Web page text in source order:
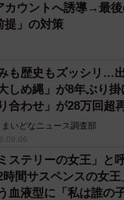
ウントへ誘導→最
提」の対策
も歴史もズッシリ…
大しめ縄」が8年ぶり
合わせ」が28万回超
まいどなニュース調査部
ミステリーの女王」と
2時間サスペンスの女
血液型に「私は誰の